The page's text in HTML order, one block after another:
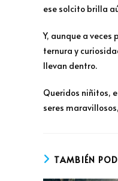
ese solcito brilla
Y, aunque a
ternura y
llevan dentro.
Queridos niñitos,
seres
TAMBIÉN